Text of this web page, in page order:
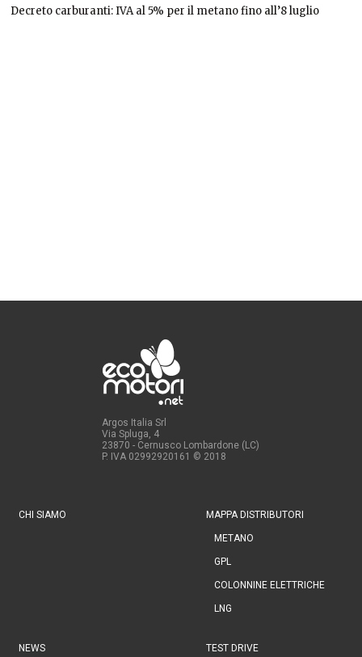
Decreto carburanti: IVA al 5% per il metano fino all’8 luglio
Argos Italia Srl
Via Spluga, 4
23870 - Cernusco Lombardone (LC)
P. IVA 02992920161 © 2018
CHI SIAMO MAPPA DISTRIBUTORI
METANO
GPL
COLONNINE ELETTRICHE
LNG
NEWS TEST DRIVE